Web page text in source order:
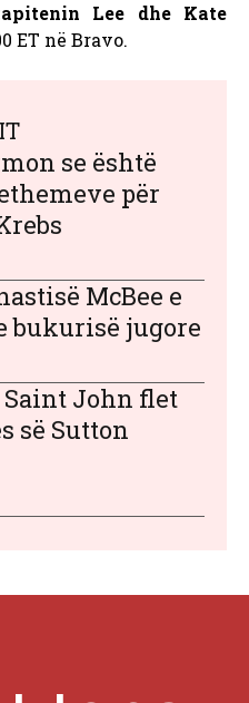
Lee dhe Kate
ET në Bravo.
se është
për
McBee e
bukurisë jugore
Saint John flet
së Sutton